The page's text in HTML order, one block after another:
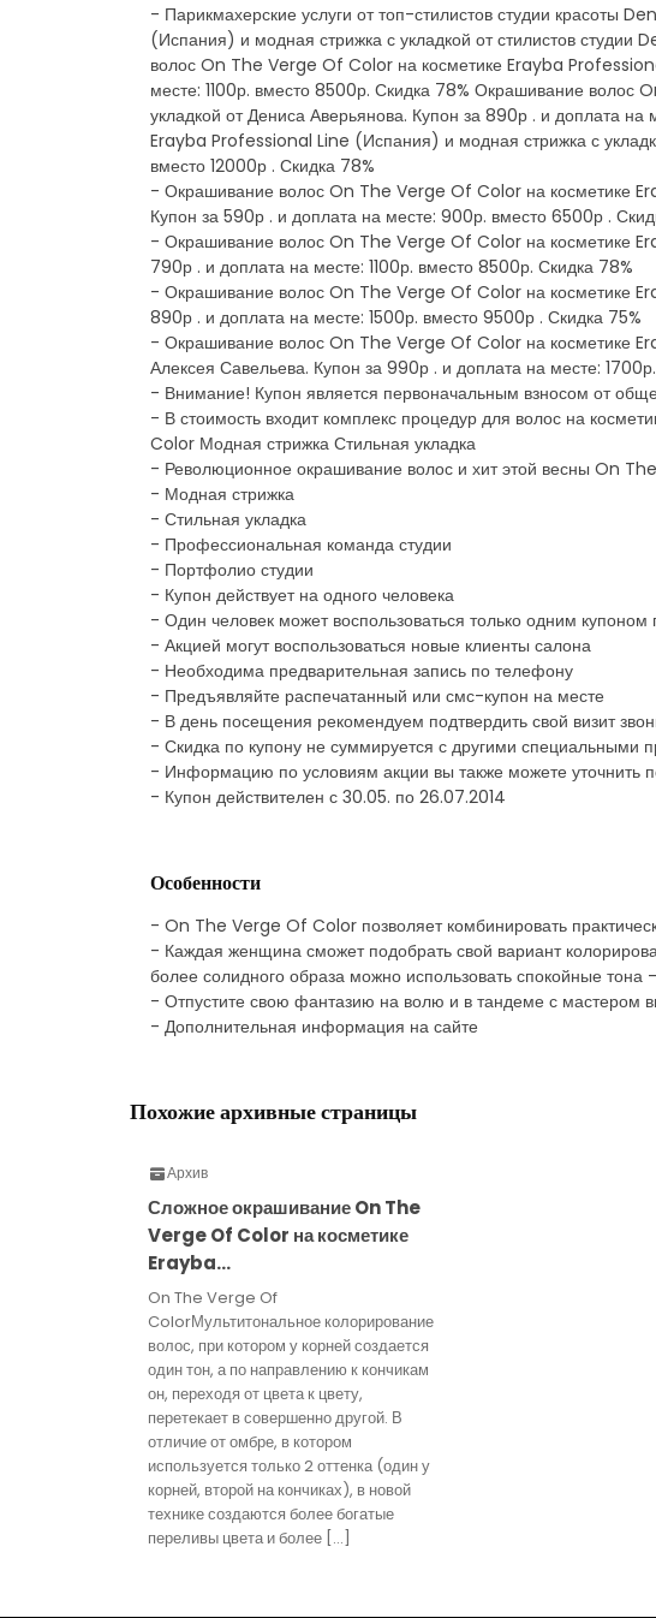
- Парикмахерские услуги от топ-стилистов студии
(Испания) и модная стрижка с укладкой от стилистов
волос On The Verge Of Color на косметике Erayba
месте: 1100р. вместо 8500р. Скидка 78% Окрашивание
укладкой от Дениса Аверьянова. Купон за 890р . и доплата
Erayba Professional Line (Испания) и модная стрижка с
вместо 12000р . Скидка 78%
- Окрашивание волос On The Verge Of Color на косметике
Купон за 590р . и доплата на месте: 900р. вместо 6500р .
- Окрашивание волос On The Verge Of Color на косметике
790р . и доплата на месте: 1100р. вместо 8500р. Скидка 78%
- Окрашивание волос On The Verge Of Color на косметике
890р . и доплата на месте: 1500р. вместо 9500р . Скидка 75%
- Окрашивание волос On The Verge Of Color на косметике
Алексея Савельева. Купон за 990р . и доплата на месте:
- Внимание! Купон является первоначальным взносом от
- В стоимость входит комплекс процедур для волос на
Color Модная стрижка Стильная укладка
- Революционное окрашивание волос и хит этой весны On
- Модная стрижка
- Стильная укладка
- Профессиональная команда студии
- Портфолио студии
- Купон действует на одного человека
- Один человек может воспользоваться только одним
- Акцией могут воспользоваться новые клиенты салона
- Необходима предварительная запись по телефону
- Предъявляйте распечатанный или смс-купон на месте
- В день посещения рекомендуем подтвердить свой визит
- Скидка по купону не суммируется с другими специальными
- Информацию по условиям акции вы также можете
- Купон действителен с 30.05. по 26.07.2014
Особенности
- On The Verge Of Color позволяет комбинировать
- Каждая женщина сможет подобрать свой вариант
более солидного образа можно использовать спокойные
- Отпустите свою фантазию на волю и в тандеме с мастером
- Дополнительная информация на сайте
Похожие архивные страницы
Архив
Сложное окрашивание On The
Verge Of Color на косметике
Erayba…
On The Verge Of
ColorМультитональное колорирование
волос, при котором у корней создается
один тон, а по направлению к кончикам
он, переходя от цвета к цвету,
перетекает в совершенно другой. В
отличие от омбре, в котором
используется только 2 оттенка (один у
корней, второй на кончиках), в новой
технике создаются более богатые
переливы цвета и более […]